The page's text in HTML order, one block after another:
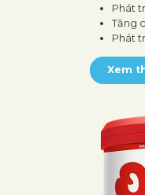
Phát
Tăng
Phát
Xem